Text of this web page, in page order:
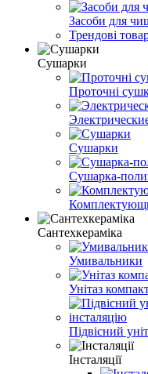
Засоби для
Трендові
Сушарки
Проточні
Сушарки
Сушарка-
Сантехкераміка
Умивальники
Унітаз
Підвісний
Інсталяції